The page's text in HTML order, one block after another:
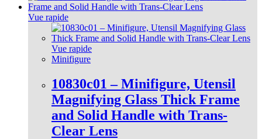
Vue rapide
Vue rapide
Minifigure
10830c01 – Minifigure, Utensil
Magnifying Glass Thick Frame
and Solid Handle with Trans-
Clear Lens